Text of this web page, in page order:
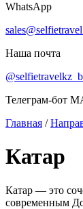
WhatsApp
Наша почта
Телеграм-бот
Главная /
Катар
Катар — это
современным